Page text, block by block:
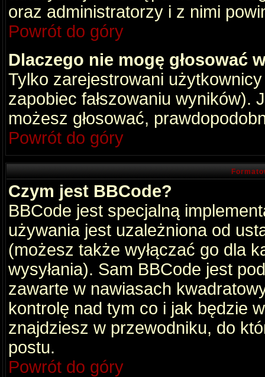
oraz administratorzy i z nimi
Powrót do góry
Dlaczego nie mogę głosować
Tylko zarejestrowani
zapobiec fałszowaniu wyników).
możesz głosować,
Powrót do góry
Czym jest BBCode?
BBCode jest specjalną
używania jest uzależniona od
(możesz także wyłączać go dla
wysyłania). Sam BBCode jest
zawarte w nawiasach
kontrolę nad tym co i jak będzie
znajdziesz w przewodniku, do
postu.
Powrót do góry